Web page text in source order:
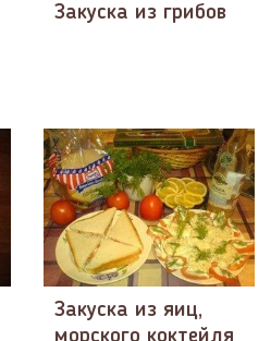
Закуска из грибов
Закуска из яиц,